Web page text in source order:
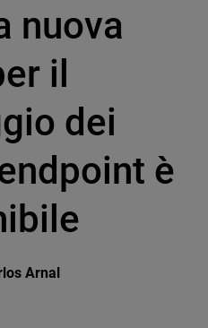
nuova
il
dei
è
Arnal
on Reddit